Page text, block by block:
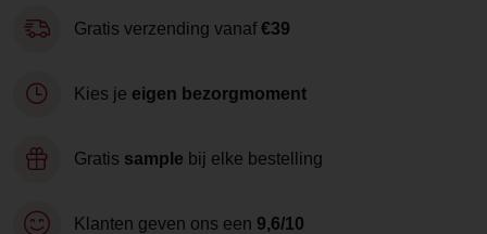
Gratis verzending vanaf €39
Kies je eigen bezorgmoment
Gratis sample bij elke bestelling
Klanten geven ons een 9,6/10